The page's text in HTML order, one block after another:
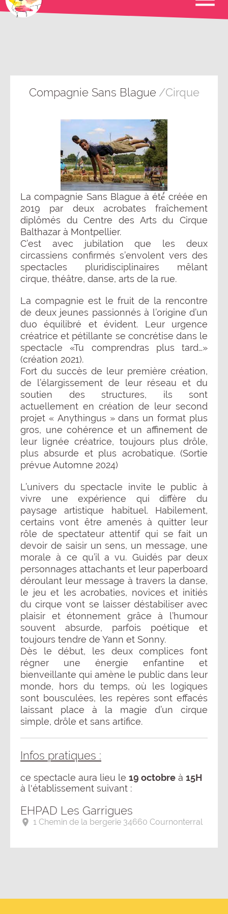
Compagnie Sans Blague /Cirque
La compagnie Sans Blague à été́ créée en
2019 par deux acrobates fraîchement
diplômés du Centre des Arts du Cirque
Balthazar à Montpellier.
C’est avec jubilation que les deux
circassiens confirmés s’envolent vers des
spectacles pluridisciplinaires mêlant
cirque, théâtre, danse, arts de la rue.
La compagnie est le fruit de la rencontre
de deux jeunes passionnés à l’origine d’un
duo équilibré et évident. Leur urgence
créatrice et pétillante se concrétise dans le
spectacle «Tu comprendras plus tard…»
(création 2021).
Fort du succès de leur première création,
de l’élargissement de leur réseau et du
soutien des structures, ils sont
actuellement en création de leur second
projet « Anythingus » dans un format plus
gros, une cohérence et un affinement de
leur lignée créatrice, toujours plus drôle,
plus absurde et plus acrobatique. (Sortie
prévue Automne 2024)
L’univers du spectacle invite le public à
vivre une expérience qui diffère du
paysage artistique habituel. Habilement,
certains vont être amenés à quitter leur
rôle de spectateur attentif qui se fait un
devoir de saisir un sens, un message, une
morale à ce qu’il a vu. Guidés par deux
personnages attachants et leur paperboard
déroulant leur message à travers la danse,
le jeu et les acrobaties, novices et initiés
du cirque vont se laisser déstabiliser avec
plaisir et étonnement grâce à l’humour
souvent absurde, parfois poétique et
toujours tendre de Yann et Sonny.
Dès le début, les deux complices font
régner une énergie enfantine et
bienveillante qui amène le public dans leur
monde, hors du temps, où les logiques
sont bousculées, les repères sont effacés
laissant place à la magie d’un cirque
simple, drôle et sans artifice.
Infos pratiques :
ce spectacle aura lieu le 19 octobre à 15H
à l'établissement suivant :
EHPAD Les Garrigues
1 Chemin de la bergerie 34660 Cournonterral